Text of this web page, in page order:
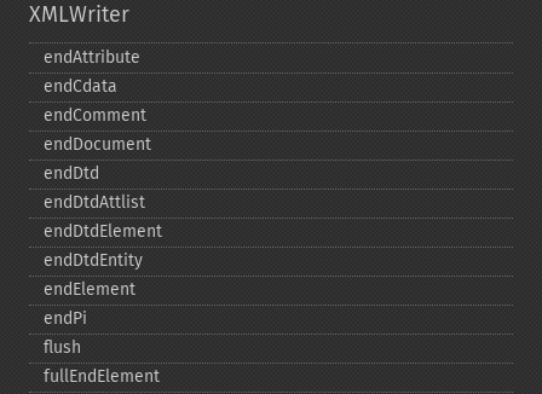
XMLWriter
endAttribute
endCdata
endComment
endDocument
endDtd
endDtdAttlist
endDtdElement
endDtdEntity
endElement
endPi
flush
fullEndElement